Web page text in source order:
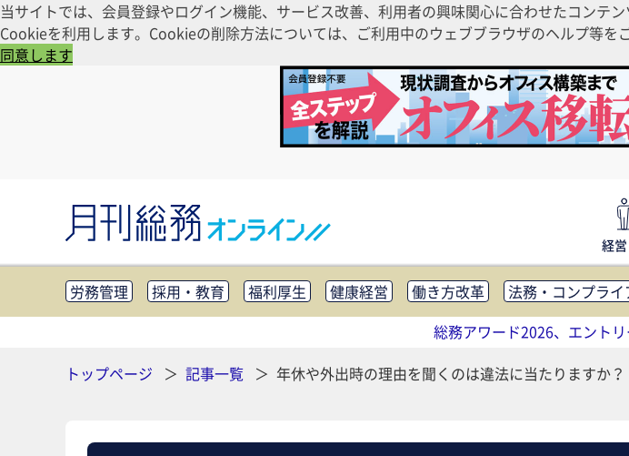
当サイトでは、会員登録やログイン機能、サービス改善、利用者の興味関心に合わせたコンテ
Cookieを利用します。Cookieの削除方法については、ご利用中のウェブブラウザのヘルプ等を
同意します
経
労務管理 採用・教育 福利厚生 健康経営 働き方改革 法務・コンプライ
知財管理
リスクマネジメント・BCP 社外・社内広報 社外・社内コミュニケ
助成金・補助金・コスト削減 アウトソ
総務アワード2026、エントリ
トップページ
記事一覧 年休や外出時の理由を聞くのは違法に当たりますか？